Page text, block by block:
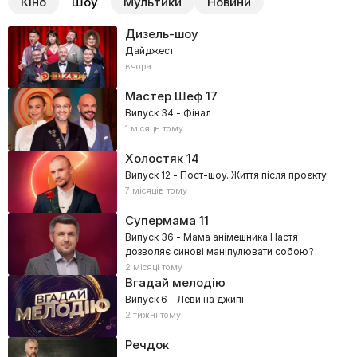
Дизель-шоу
Дайджест
вчора
Мастер Шеф17
Випуск 34 - Фінал
1 місяць тому
Холостяк14
Випуск 12 - Пост-шоу. Життя після проєкту
7 місяців тому
Супермама 11
Випуск 36 - Мама анімешника Настя
дозволяє синові маніпулювати собою?
2 місяці тому
Вгадай мелодію
Випуск 6 - Леви на джипі
2 тижні тому
Речдок